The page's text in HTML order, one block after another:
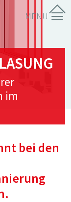
im
bei den